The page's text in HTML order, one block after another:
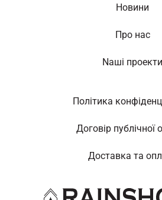
Новини
Про нас
Nаші проекти
Політика
Договір публічної
Доставка та